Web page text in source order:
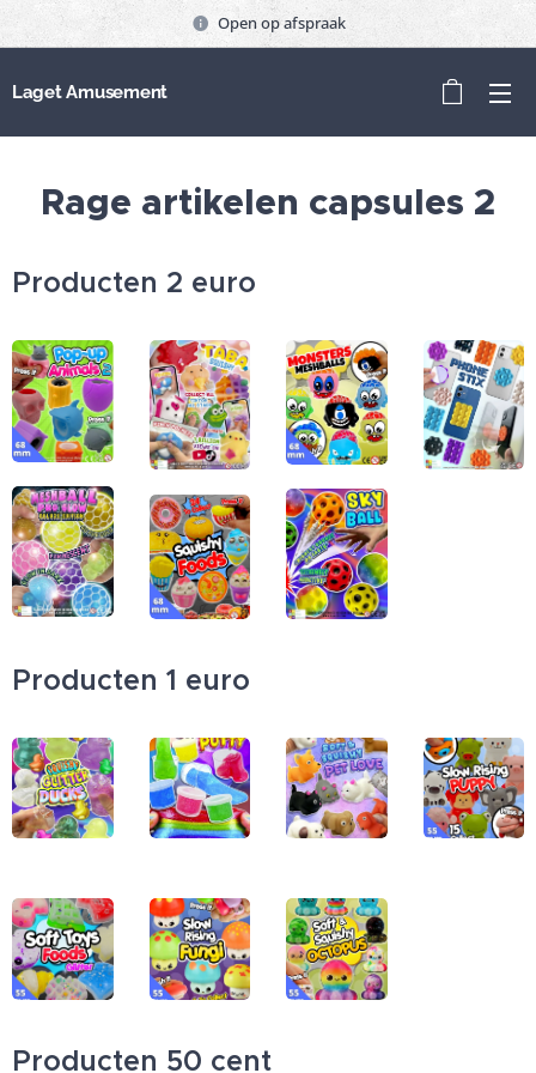
Open op afspraak
Laget Amusement
Rage artikelen capsules 2
Producten 2 euro
Producten 1 euro
Producten 50 cent